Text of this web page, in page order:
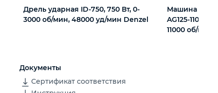
Дрель ударная ID-750, 750 Вт, 0-
3000 об/мин, 48000 уд/мин Denzel
Машина
AG125-1100A,
11000 об/мин
Документы
Сертификат соответствия